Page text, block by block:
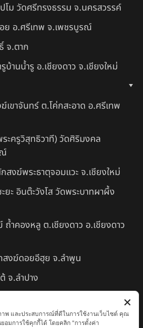
ม วัดศรีทรงธรรม จ.นครสวรรค์
ย อ.ศรีเทพ จ.เพชรบูรณ์
จ.ตาก
บ้านน้ำรู อ.เชียงดาว จ.เชียงใหม่
ขาจันทร์ ต.โค่กสะอาด อ.ศรีเทพ
ะครูวิสุทธิวาที) วัดศิริมงคล
งฆ์พระธาตุจอมแวะ จ.เชียงใหม่
ยะ อินต๊ะวังโส วัดพระบาทผาผึ้ง
ถ้ำคองหลู ต.เชียงดาว อ.เชียงดาว
สงฆ์ดอยอีฮุย จ.ลำพูน
จ.ลำปาง
งท่าดี จ.เพชรบูรณ์
.ลำพูน
าพ และประสบการณ์ที่ดีในการใช้งานเว็บไซต์ คุณ
อมการใช้คุกกี้ได้ โดยคลิก "การตั้งค่า